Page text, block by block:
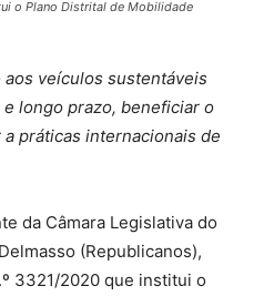
o Plano Distrital de Mobilidade
veículos sustentáveis
longo prazo, beneficiar o
práticas internacionais de
da Câmara Legislativa do
(Republicanos),
3321/2020 que institui o